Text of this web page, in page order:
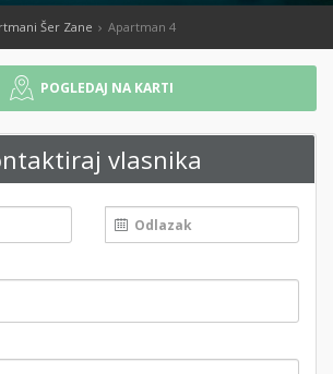
Šer Zane Apartman 4
POGLEDAJ NA KARTI
vlasnika